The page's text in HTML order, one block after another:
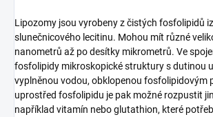
Lipozomy jsou vyrobeny z čistých fosfolipidů
slunečnicového lecitinu. Mohou mít různé
nanometrů až po desítky mikrometrů. Ve
fosfolipidy mikroskopické struktury s dutinou
vyplněnou vodou, obklopenou fosfolipidovým
uprostřed fosfolipidu je pak možné rozpustit
například vitamín nebo glutathion, které